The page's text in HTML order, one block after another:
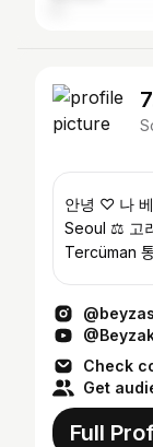
안녕 ♡ 나 베이사! Beauty,
Seoul ⚖ 고려대
Check
Get
Full